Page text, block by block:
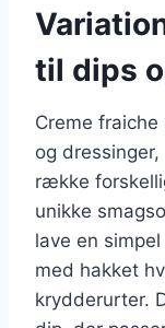
til dips
Creme
og
række
unikke
lave en
med hakket
krydderurter.